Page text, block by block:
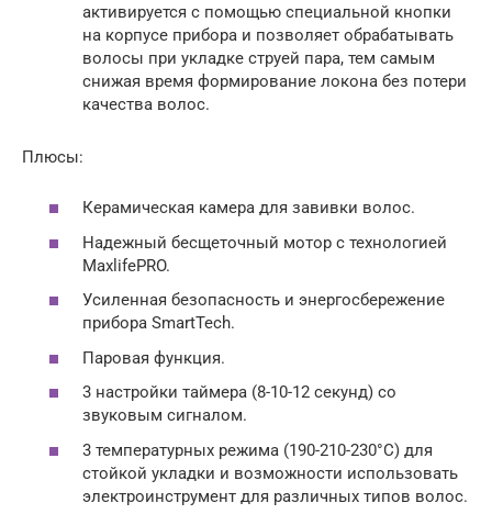
активируется с помощью специальной кнопки
на корпусе прибора и позволяет обрабатывать
волосы при укладке струей пара, тем самым
снижая время формирование локона без потери
качества волос.
Плюсы:
Керамическая камера для завивки волос.
Надежный бесщеточный мотор с технологией
MaxlifePRO.
Усиленная безопасность и энергосбережение
прибора SmartTech.
Паровая функция.
3 настройки таймера (8-10-12 секунд) со
звуковым сигналом.
3 температурных режима (190-210-230°C) для
стойкой укладки и возможности использовать
электроинструмент для различных типов волос.